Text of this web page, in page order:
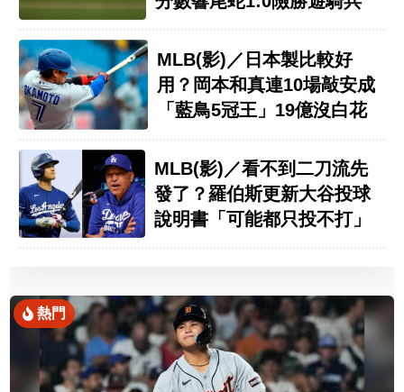
MLB(影)／日本製比較好
用？岡本和真連10場敲安成
「藍鳥5冠王」19億沒白花
MLB(影)／看不到二刀流先
發了？羅伯斯更新大谷投球
說明書「可能都只投不打」
熱門